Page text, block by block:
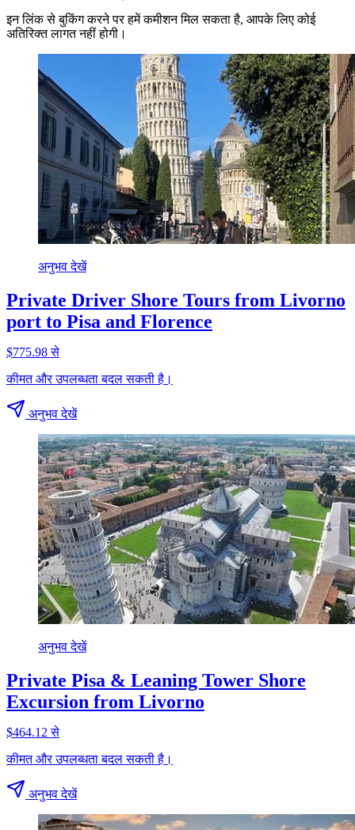
इन लिंक से बुकिंग करने पर हमें कमीशन मिल सकता है, आपके लिए कोई
अतिरिक्त लागत नहीं होगी।
अनुभव देखें
Private Driver Shore Tours from Livorno
port to Pisa and Florence
$775.98 से
कीमत और उपलब्धता बदल सकती है।
अनुभव देखें
अनुभव देखें
Private Pisa & Leaning Tower Shore
Excursion from Livorno
$464.12 से
कीमत और उपलब्धता बदल सकती है।
अनुभव देखें